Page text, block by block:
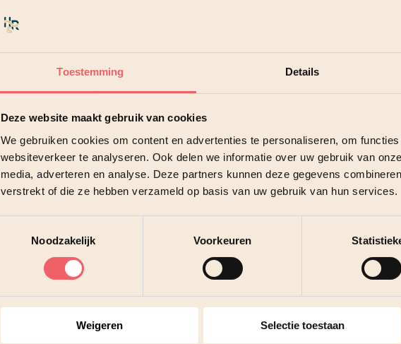
Toestemming Details
Deze website maakt gebruik van cookies
We gebruiken cookies om content en advertenties te personaliseren, om
websiteverkeer te analyseren. Ook delen we informatie over uw gebruik van
media, adverteren en analyse. Deze partners kunnen deze gegevens
verstrekt of die ze hebben verzameld op basis van uw gebruik van hun services.
Noodzakelijk
Voorkeuren
Weigeren Selectie toestaan